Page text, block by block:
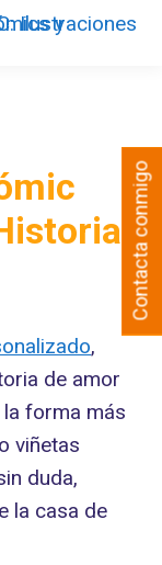
,
de amor
forma más
viñetas
duda,
la casa de
Contacta conmigo